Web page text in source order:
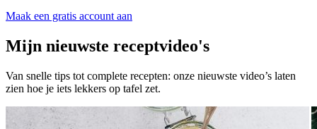
Maak een gratis account aan
Mijn nieuwste receptvideo's
Van snelle tips tot complete recepten: onze nieuwste video’s laten
zien hoe je iets lekkers op tafel zet.